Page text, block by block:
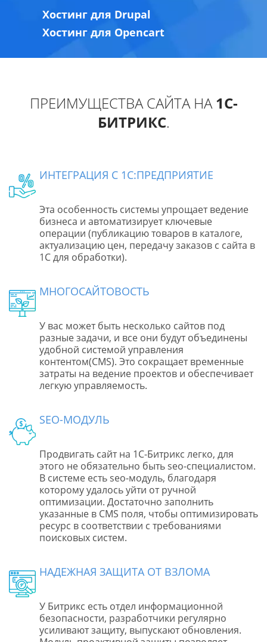
Хостинг для Drupal
Хостинг для Opencart
ПРЕИМУЩЕСТВА САЙТА НА1С-
БИТРИКС.
ИНТЕГРАЦИЯ С 1С:ПРЕДПРИЯТИЕ
Эта особенность системы упрощает ведение
бизнеса и автоматизирует ключевые
операции (публикацию товаров в каталоге,
актуализацию цен, передачу заказов с сайта в
1С для обработки).
МНОГОСАЙТОВОСТЬ
У вас может быть несколько сайтов под
разные задачи, и все они будут объединены
удобной системой управления
контентом(CMS). Это сокращает временные
затраты на ведение проектов и обеспечивает
легкую управляемость.
SEO-МОДУЛЬ
Продвигать сайт на 1С-Битрикс легко, для
этого не обязательно быть seo-специалистом.
В системе есть seo-модуль, благодаря
которому удалось уйти от ручной
оптимизации. Достаточно заполнить
указанные в CMS поля, чтобы оптимизировать
ресурс в соответствии с требованиями
поисковых систем.
НАДЕЖНАЯ ЗАЩИТА ОТ ВЗЛОМА
У Битрикс есть отдел информационной
безопасности, разработчики регулярно
усиливают защиту, выпускают обновления.